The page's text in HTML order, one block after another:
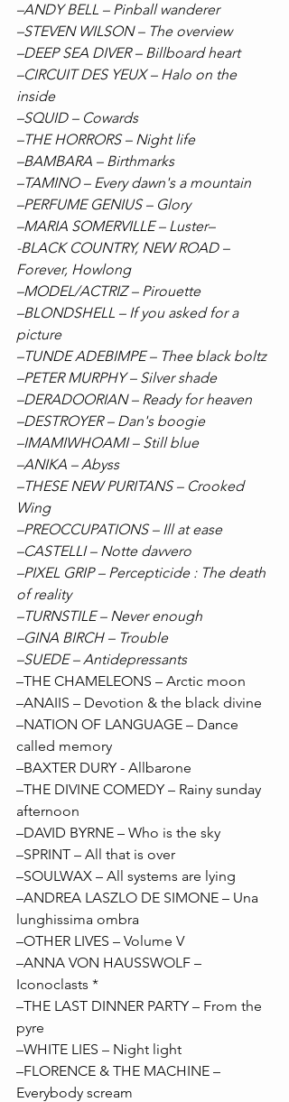
–ANDY BELL – Pinball wanderer
–STEVEN WILSON – The overview
–DEEP SEA DIVER – Billboard heart
–CIRCUIT DES YEUX – Halo on the
inside
–SQUID – Cowards
–THE HORRORS – Night life
–BAMBARA – Birthmarks
–TAMINO – Every dawn's a mountain
–PERFUME GENIUS – Glory
–MARIA SOMERVILLE – Luster–
-BLACK COUNTRY, NEW ROAD –
Forever, Howlong
–MODEL/ACTRIZ – Pirouette
–BLONDSHELL – If you asked for a
picture
–TUNDE ADEBIMPE – Thee black boltz
–PETER MURPHY – Silver shade
–DERADOORIAN – Ready for heaven
–DESTROYER – Dan's boogie
–IMAMIWHOAMI – Still blue
–ANIKA – Abyss
–THESE NEW PURITANS – Crooked
Wing
–PREOCCUPATIONS – Ill at ease
–CASTELLI – Notte davvero
–PIXEL GRIP – Percepticide : The death
of reality
–TURNSTILE – Never enough
–GINA BIRCH – Trouble
–SUEDE – Antidepressants
–THE CHAMELEONS – Arctic moon
–ANAIIS – Devotion & the black divine
–NATION OF LANGUAGE – Dance
called memory
–BAXTER DURY - Allbarone
–THE DIVINE COMEDY – Rainy sunday
afternoon
–DAVID BYRNE – Who is the sky
–SPRINT – All that is over
–SOULWAX – All systems are lying
–ANDREA LASZLO DE SIMONE – Una
lunghissima ombra
–OTHER LIVES – Volume V
–ANNA VON HAUSSWOLF –
Iconoclasts *
–THE LAST DINNER PARTY – From the
pyre
–WHITE LIES – Night light
–FLORENCE & THE MACHINE –
Everybody scream